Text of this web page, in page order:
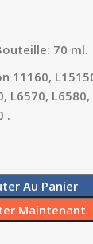
70 ml.
11160,
L6570,
.
Au Panier
Maintenant